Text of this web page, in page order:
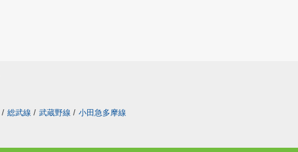
/ 総武線 / 武蔵野線 / 小田急多摩線